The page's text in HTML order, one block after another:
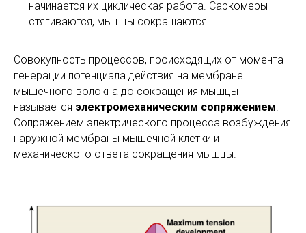
начинается их циклическая работа. Саркомеры
стягиваются, мышцы сокращаются.
Совокупность процессов, происходящих от момента
генерации потенциала действия на мембране
мышечного волокна до сокращения мышцы
называется электромеханическим сопряжением
Сопряжением электрического процесса возбуждения
наружной мембраны мышечной клетки и
механического ответа сокращения мышцы.